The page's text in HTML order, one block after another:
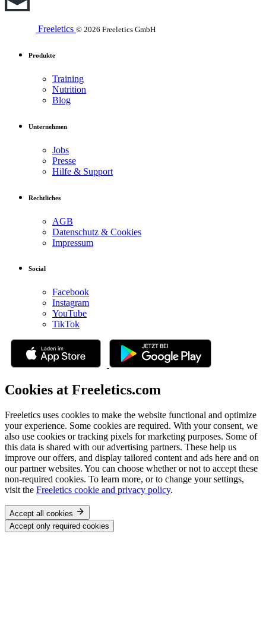
Freeletics © 2026 Freeletics GmbH
Produkte
Training
Nutrition
Blog
Unternehmen
Jobs
Presse
Hilfe & Support
Rechtliches
AGB
Datenschutz & Cookies
Impressum
Social
Facebook
Instagram
YouTube
TikTok
Cookies at Freeletics.com
Freeletics uses cookies to make the website functional and optimize
your experience. Some cookies are required. With your consent, we
also use cookies or tracking pixels for marketing purposes. Some of
this data is shared with our advertising partners. These help us
improve our offers, and display tailored content and ads here and on
our partner websites. You can choose whether or not to accept these
non-required cookies. To learn more, or to change your settings,
visit the Freeletics cookie and privacy policy.
Accept all cookies
Accept only required cookies